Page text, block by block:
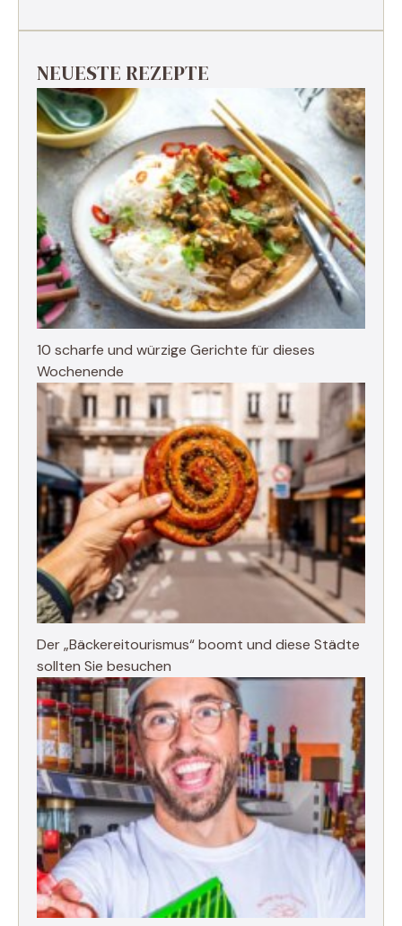
NEUESTE REZEPTE
10 scharfe und würzige Gerichte für dieses
Wochenende
Der „Bäckereitourismus“ boomt und diese Städte
sollten Sie besuchen